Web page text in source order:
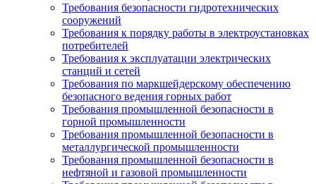
Требования безопасности гидротехнических
сооружений
Требования к порядку работы в электроустановках
потребителей
Требования к эксплуатации электрических
станций и сетей
Требования по маркшейдерскому обеспечению
безопасного ведения горных работ
Требования промышленной безопасности в
горной промышленности
Требования промышленной безопасности в
металлургической промышленности
Требования промышленной безопасности в
нефтяной и газовой промышленности